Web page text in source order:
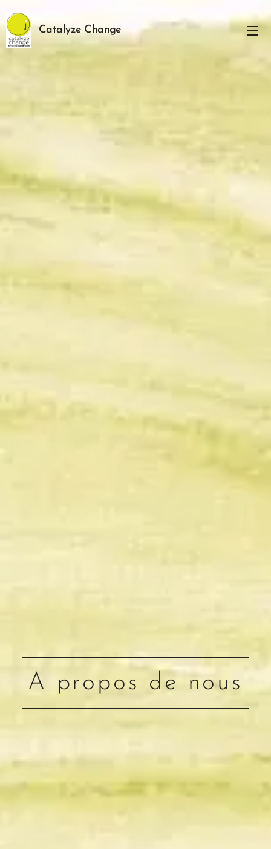
Catalyze Change
A propos de nous